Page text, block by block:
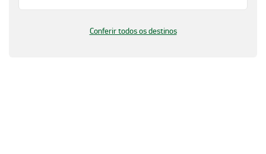
Conferir todos os destinos